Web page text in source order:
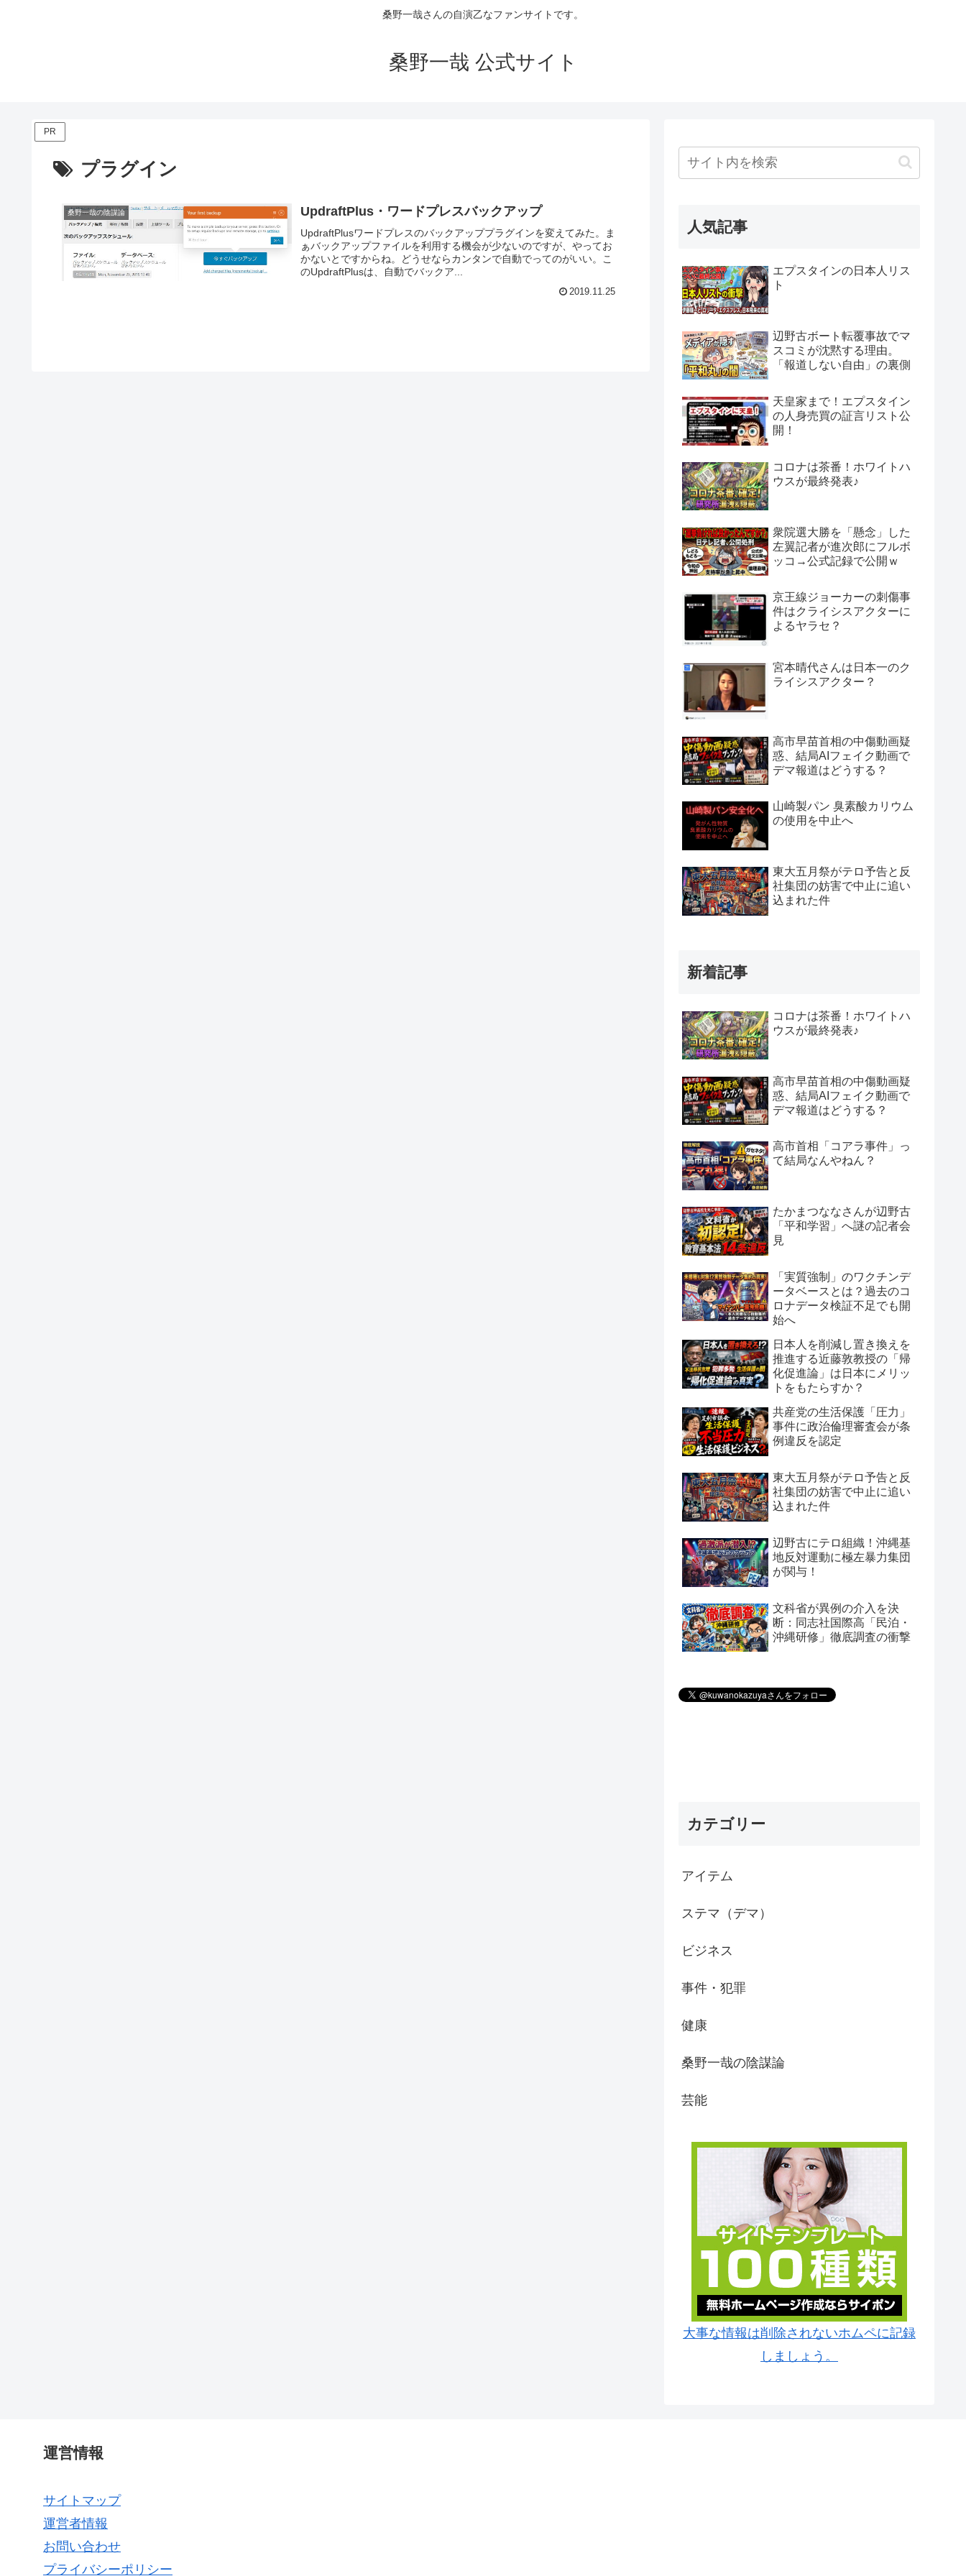
桑野一哉さんの自演乙なファンサイトです。
桑野一哉 公式サイト
PR
プラグイン
桑野一哉の陰謀論 UpdraftPlus・ワードプレスバックアップ
UpdraftPlusワードプレスのバックアッププラグインを変えてみた。ま
ぁバックアップファイルを利用する機会が少ないのですが、やってお
かないとですからね。どうせならカンタンで自動でってのがいい。こ
のUpdraftPlusは、自動でバックア...
2019.11.25
人気記事
エプスタインの日本人リス
ト
辺野古ボート転覆事故でマ
スコミが沈黙する理由。
「報道しない自由」の裏側
天皇家まで！エプスタイン
の人身売買の証言リスト公
開！
コロナは茶番！ホワイトハ
ウスが最終発表♪
衆院選大勝を「懸念」した
左翼記者が進次郎にフルボ
ッコ→公式記録で公開ｗ
京王線ジョーカーの刺傷事
件はクライシスアクターに
よるヤラセ？
宮本晴代さんは日本一のク
ライシスアクター？
高市早苗首相の中傷動画疑
惑、結局AIフェイク動画で
デマ報道はどうする？
山崎製パン 臭素酸カリウム
の使用を中止へ
東大五月祭がテロ予告と反
社集団の妨害で中止に追い
込まれた件
新着記事
コロナは茶番！ホワイトハ
ウスが最終発表♪
高市早苗首相の中傷動画疑
惑、結局AIフェイク動画で
デマ報道はどうする？
高市首相「コアラ事件」っ
て結局なんやねん？
たかまつななさんが辺野古
「平和学習」へ謎の記者会
見
「実質強制」のワクチンデ
ータベースとは？過去のコ
ロナデータ検証不足でも開
始へ
日本人を削減し置き換えを
推進する近藤敦教授の「帰
化促進論」は日本にメリッ
トをもたらすか？
共産党の生活保護「圧力」
事件に政治倫理審査会が条
例違反を認定
東大五月祭がテロ予告と反
社集団の妨害で中止に追い
込まれた件
辺野古にテロ組織！沖縄基
地反対運動に極左暴力集団
が関与！
文科省が異例の介入を決
断：同志社国際高「民泊・
沖縄研修」徹底調査の衝撃
カテゴリー
アイテム
ステマ（デマ）
ビジネス
事件・犯罪
健康
桑野一哉の陰謀論
芸能
大事な情報は削除されないホムペに記録
しましょう。
運営情報
サイトマップ
運営者情報
お問い合わせ
プライバシーポリシー